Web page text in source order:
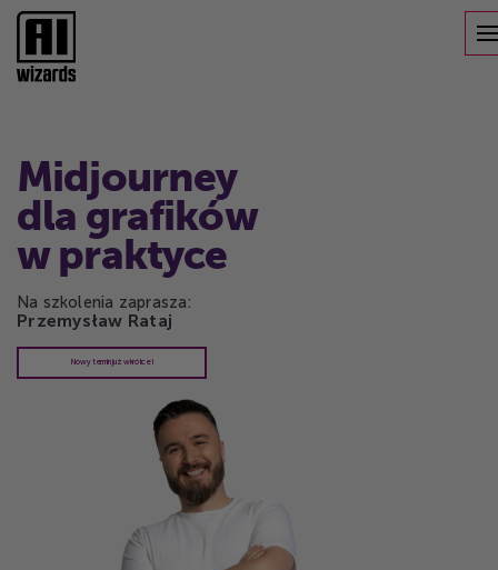
Midjourney
dla grafików
w praktyce
Na szkolenia zaprasza:
Przemysław Rataj
Nowy termin już wkrótce!